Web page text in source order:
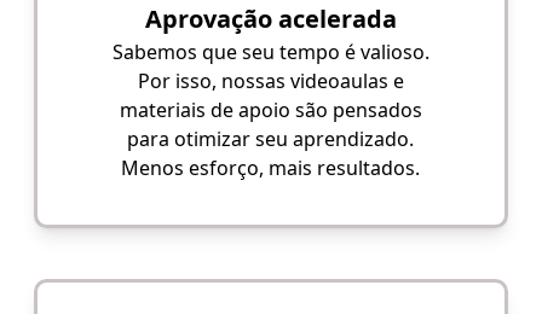
Aprovação acelerada
Sabemos que seu tempo é valioso.
Por isso, nossas videoaulas e
materiais de apoio são pensados
para otimizar seu aprendizado.
Menos esforço, mais resultados.